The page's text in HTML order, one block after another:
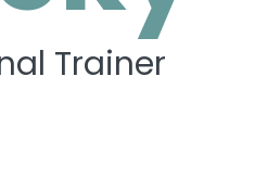
Trainer